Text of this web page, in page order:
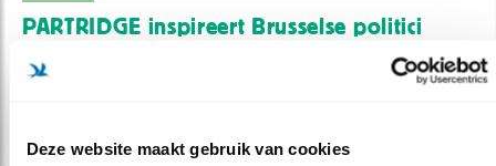
Deze website maakt gebruik van cookies
PARTRIDGE inspireert Brusselse politici
25.07.19
Boeren én biodiversiteit profiteren van